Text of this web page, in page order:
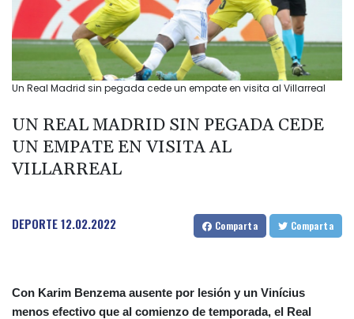
Un Real Madrid sin pegada cede un empate en visita al Villarreal
UN REAL MADRID SIN PEGADA CEDE
UN EMPATE EN VISITA AL
VILLARREAL
DEPORTE12.02.2022 Comparta Comparta
Con Karim Benzema ausente por lesión y un Vinícius
menos efectivo que al comienzo de temporada, el Real